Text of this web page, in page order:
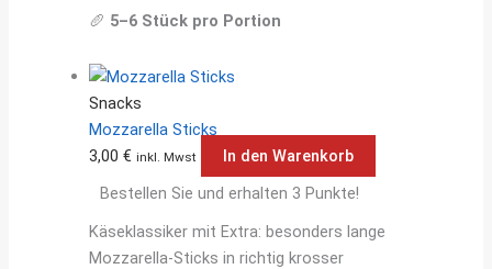
🥖 5–6 Stück pro Portion
Snacks
Mozzarella Sticks
3,00 € inkl. Mwst
In den Warenkorb
Bestellen Sie und erhalten 3 Punkte!
Käseklassiker mit Extra: besonders lange
Mozzarella-Sticks in richtig krosser